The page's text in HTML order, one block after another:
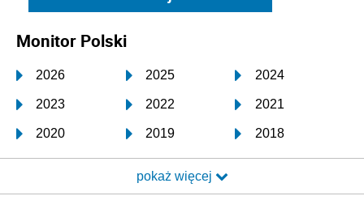
Monitor Polski
2026 2025 2024
2023 2022 2021
2020 2019 2018
2017 2016 2015
2014 2013 2012
pokaż więcej